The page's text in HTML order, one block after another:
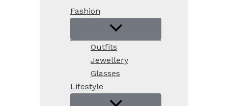
Fashion
Outfits
Jewellery
Glasses
Lifestyle